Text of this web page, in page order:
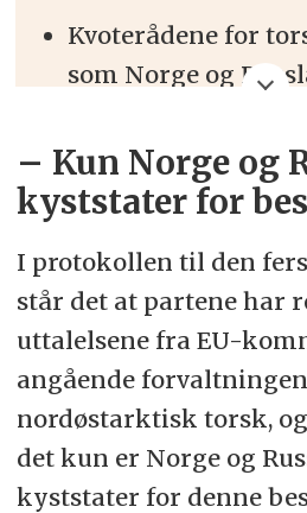
Kvoterådene for
som Norge og
normalt å komme
internasjonale
deltakelse i rådets
mars 2022 som
russiske
Etter Russlands
kvoterådene blitt
– Kun Norge og
kyststater for
I protokollen til den
står det at partene har
uttalelsene fra EU-
angående
nordøstarktisk torsk,
det kun er Norge og
kyststater for denne